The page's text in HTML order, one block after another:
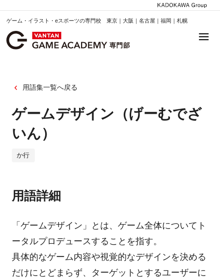
ゲーム・イラスト・eスポーツの専門校 東京｜大阪｜名古屋｜福岡｜札幌
用語集一覧へ戻る
ゲームデザイン（げーむでざ
いん）
か行
用語詳細
「ゲームデザイン」とは、ゲーム全体についてト
ータルプロデュースすることを指す。
具体的なゲーム内容や視覚的なデザインを決める
だけにとどまらず、ターゲットとするユーザーに